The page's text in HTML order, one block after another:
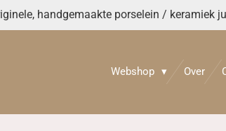
handgemaakte porselein / keramiek
Webshop Over